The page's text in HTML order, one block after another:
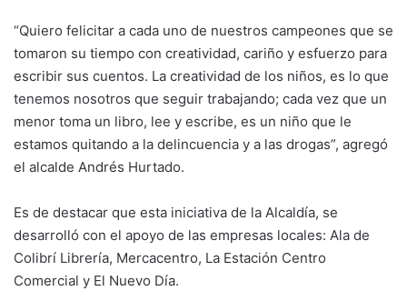
“Quiero felicitar a cada uno de nuestros campeones que se
tomaron su tiempo con creatividad, cariño y esfuerzo para
escribir sus cuentos. La creatividad de los niños, es lo que
tenemos nosotros que seguir trabajando; cada vez que un
menor toma un libro, lee y escribe, es un niño que le
estamos quitando a la delincuencia y a las drogas”, agregó
el alcalde Andrés Hurtado.
Es de destacar que esta iniciativa de la Alcaldía, se
desarrolló con el apoyo de las empresas locales: Ala de
Colibrí Librería, Mercacentro, La Estación Centro
Comercial y El Nuevo Día.